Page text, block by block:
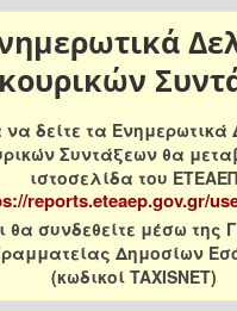
να δείτε τα Ενημερωτικά
Συντάξεων θα
ιστοσελίδα του ΕΤΕΑΕΠ
reports.eteaep.gov.gr/
θα συνδεθείτε μέσω της
Δημοσίων
(κωδικοί TAXISNET)